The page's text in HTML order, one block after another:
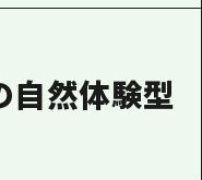
ド
でご紹介！
然体験型